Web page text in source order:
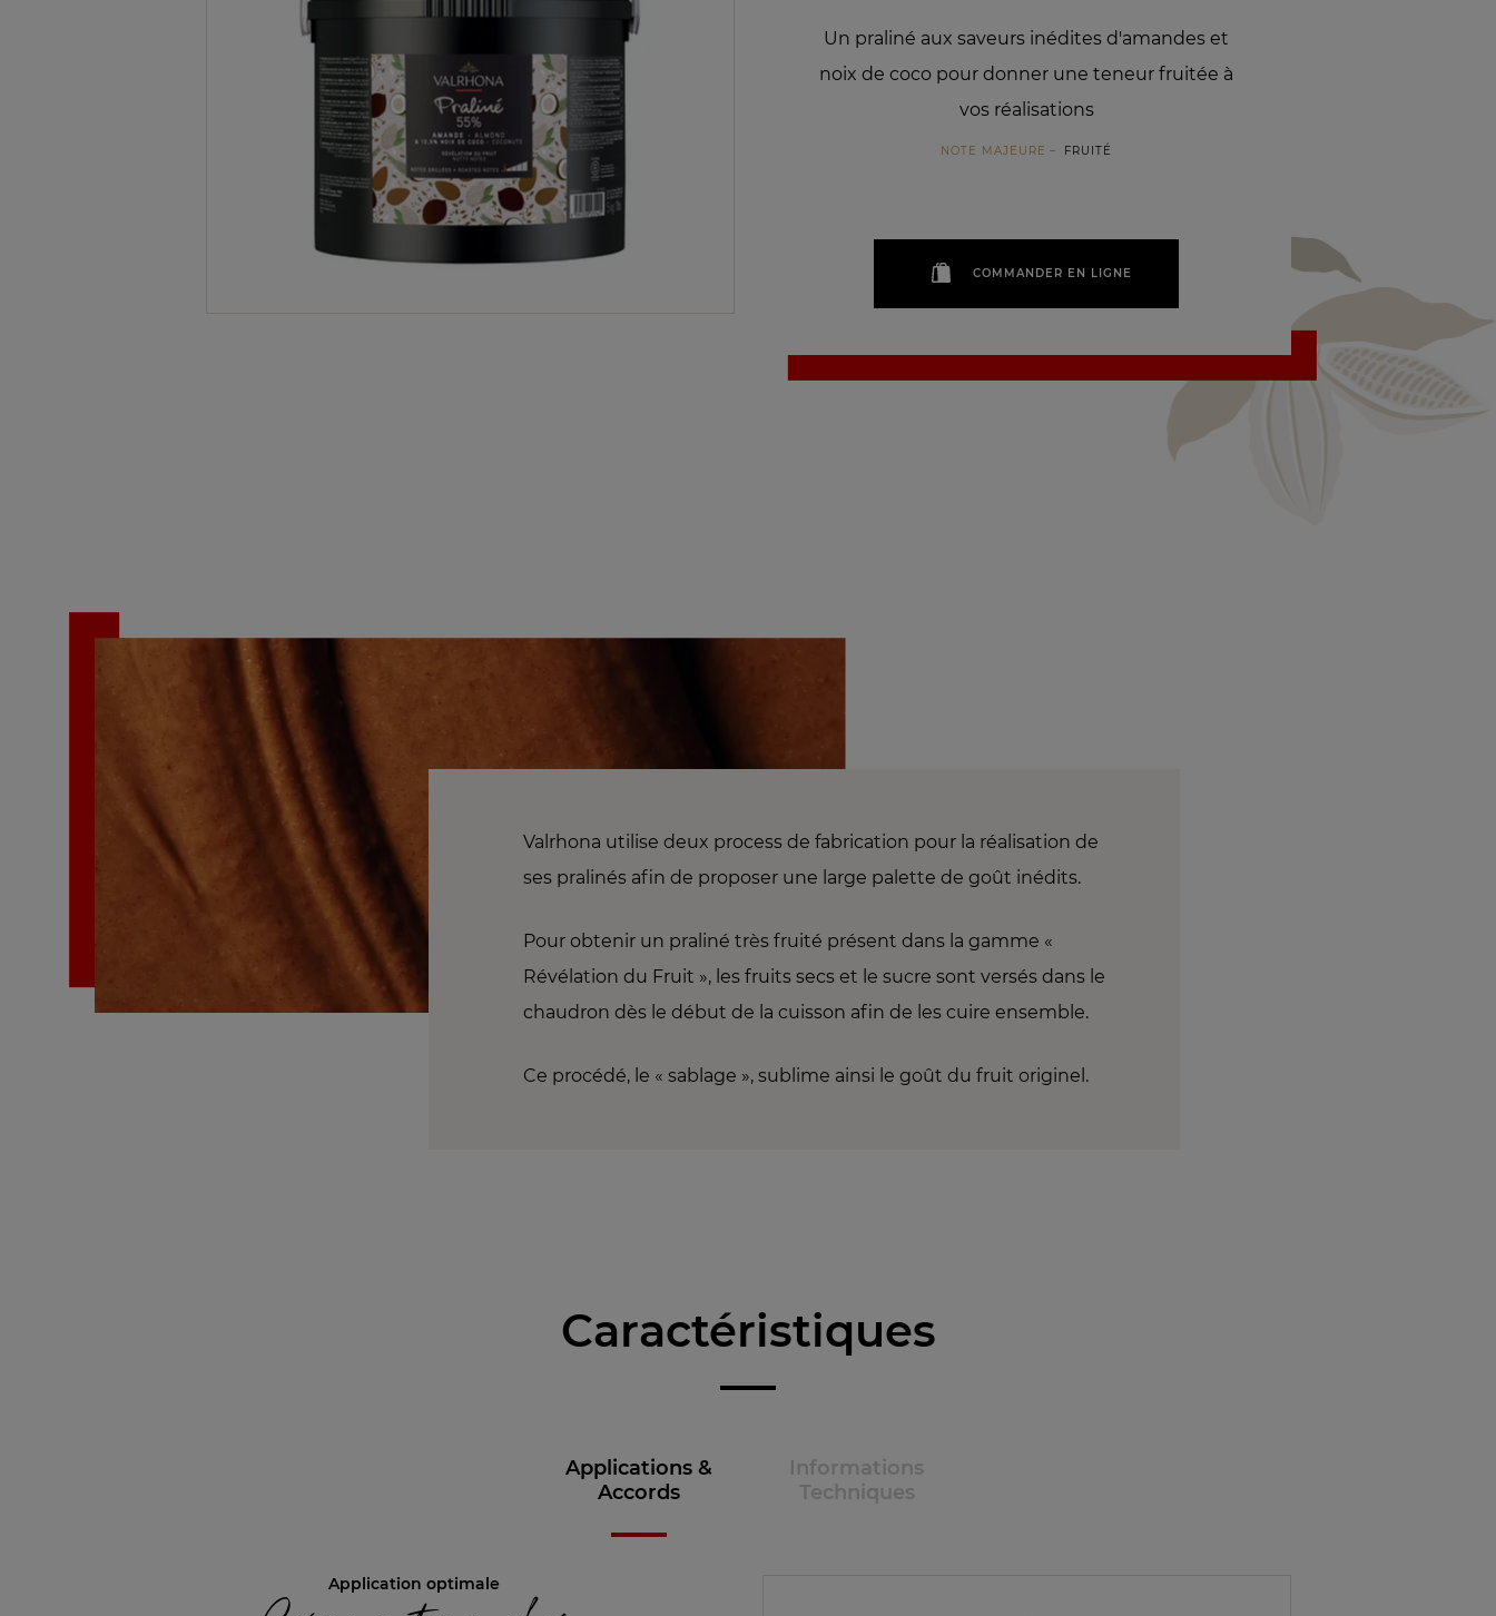
Un praliné aux saveurs inédites d'amandes et
noix de coco pour donner une teneur fruitée à
vos réalisations
NOTE MAJEURE FRUITÉ
COMMANDER EN LIGNE
Valrhona utilise deux process de fabrication pour la réalisation de
ses pralinés afin de proposer une large palette de goût inédits.
Pour obtenir un praliné très fruité présent dans la gamme «
Révélation du Fruit », les fruits secs et le sucre sont versés dans le
chaudron dès le début de la cuisson afin de les cuire ensemble.
Ce procédé, le « sablage », sublime ainsi le goût du fruit originel.
Caractéristiques
Applications &
Accords
Informations
Techniques
Application optimale